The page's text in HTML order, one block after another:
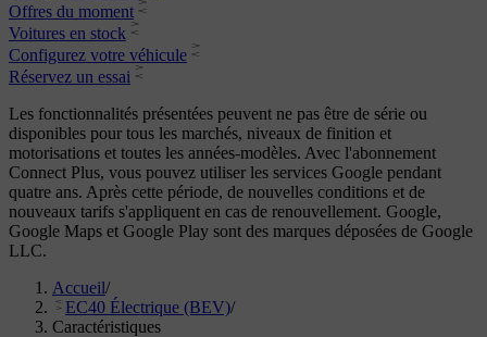
Offres du moment
Voitures en stock
Configurez votre véhicule
Réservez un essai
Les fonctionnalités présentées peuvent ne pas être de série ou
disponibles pour tous les marchés, niveaux de finition et
motorisations et toutes les années-modèles. Avec l'abonnement
Connect Plus, vous pouvez utiliser les services Google pendant
quatre ans. Après cette période, de nouvelles conditions et de
nouveaux tarifs s'appliquent en cas de renouvellement. Google,
Google Maps et Google Play sont des marques déposées de Google
LLC.
Accueil/
EC40 Électrique (BEV)/
Caractéristiques